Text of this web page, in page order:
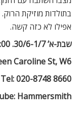
בתולדות מוזיקת
אפילו לא כזה קשה.
שבת-א’ 30/6-1/7. 19:00. £30-£60.
Caroline St, W6
Tel: 020-8748 8660
Hammersmith